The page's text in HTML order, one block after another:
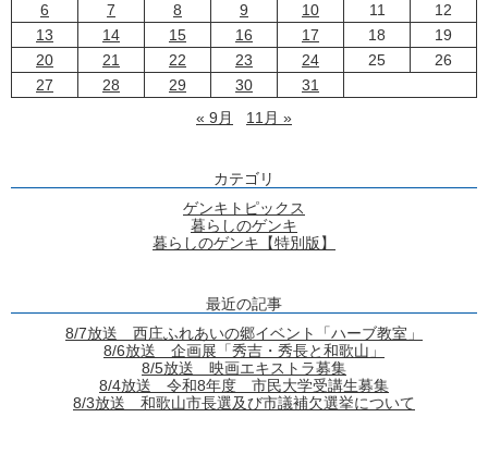
6
7 8 9 10 11
12
13
14 15 16 17 18
19
20
21 22 23 24 25
26
27
28 29 30
31
« 9月
11月 »
カテゴリ
ゲンキトピックス
暮らしのゲンキ
暮らしのゲンキ【特別版】
最近の記事
8/7放送 西庄ふれあいの郷イベント「ハーブ教室」
8/6放送 企画展「秀吉・秀長と和歌山」
8/5放送 映画エキストラ募集
8/4放送 令和8年度 市民大学受講生募集
8/3放送 和歌山市長選及び市議補欠選挙について